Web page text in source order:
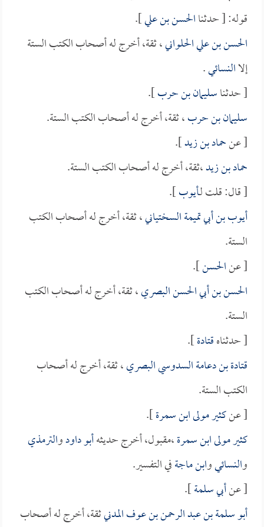
قوله: [ حدثناالحسن بن علي].
الحسن بن علي الحلواني، ثقة، أخرج له أصحاب الكتب الستة
إلاالنسائي.
[ حدثناسليمان بن حرب].
سليمان بن حرب، ثقة، أخرج له أصحاب الكتب الستة.
[ عنحماد بن زيد].
حماد بن زيد،ثقة، أخرج له أصحاب الكتب الستة.
[ قال: قلت لـأيوب].
أيوب بن أبي تميمة السختياني، ثقة، أخرج له أصحاب الكتب
الستة.
[ عنالحسن].
الحسن بن أبي الحسن البصري، ثقة، أخرج له أصحاب الكتب
الستة.
[ حدثناهقتادة].
قتادة بن دعامة السدوسي البصري، ثقة، أخرج له أصحاب
الكتب الستة.
[ عنكثير مولى ابن سمرة].
كثير مولى ابن سمرة،مقبول، أخرج حديثهأبو داودوالترمذي
والنسائيوابن ماجةفي التفسير.
[ عنأبي سلمة].
أبو سلمة بن عبد الرحمن بن عوف المدنيثقة، أخرج له أصحاب